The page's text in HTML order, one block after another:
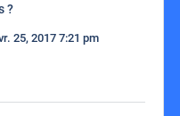
?
25, 2017 7:21 pm